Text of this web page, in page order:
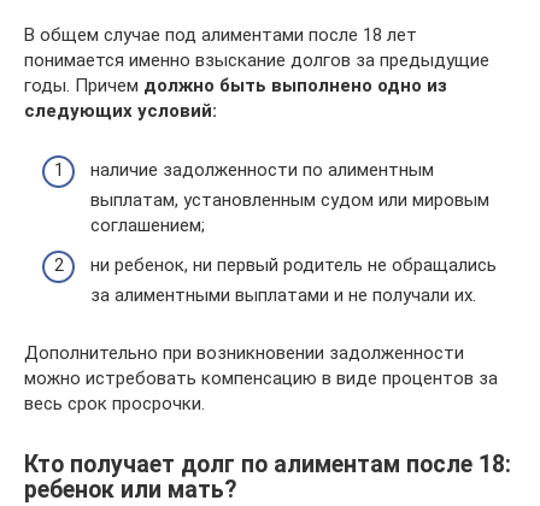
В общем случае под алиментами после 18 лет
понимается именно взыскание долгов за предыдущие
годы. Причем должно быть выполнено одно из
следующих условий:
наличие задолженности по алиментным
выплатам, установленным судом или мировым
соглашением;
ни ребенок, ни первый родитель не обращались
за алиментными выплатами и не получали их.
Дополнительно при возникновении задолженности
можно истребовать компенсацию в виде процентов за
весь срок просрочки.
Кто получает долг по алиментам после 18:
ребенок или мать?